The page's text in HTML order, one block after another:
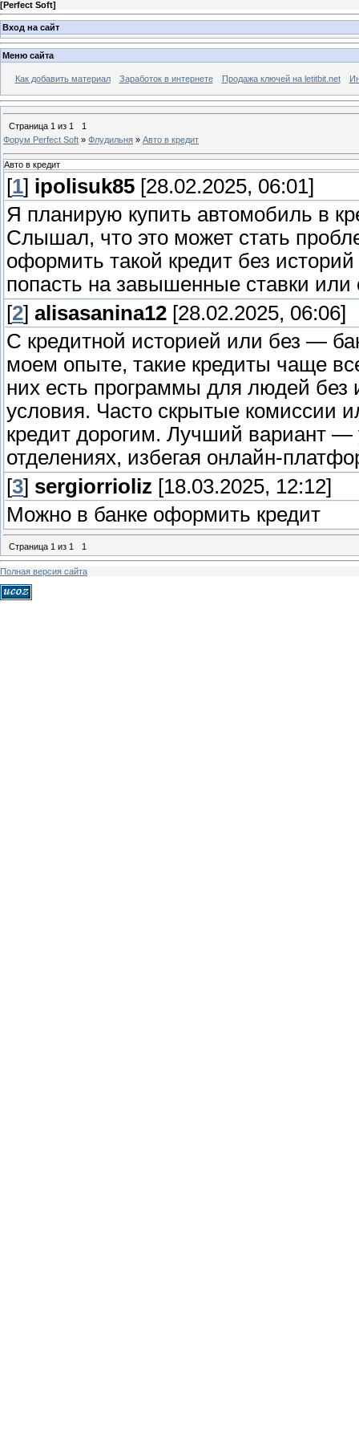
[Perfect Soft]
Вход на сайт
Меню сайта
Как добавить материал Заработок в интернете Продажа ключей на letitbit.net
Страница 1 из 1
1
Форум Perfect Soft » Флудильня » Авто в кредит
Авто в кредит
[1] ipolisuk85 [28.02.2025, 06:01]
Я планирую купить автомобиль в
Слышал, что это может стать
оформить такой кредит без
попасть на завышенные ставки
[2] alisasanina12 [28.02.2025, 06:06]
С кредитной историей или без —
моем опыте, такие кредиты чаще
них есть программы для людей без
условия. Часто скрытые комиссии
кредит дорогим. Лучший вариант
отделениях, избегая онлайн-
[3] sergiorrioliz [18.03.2025, 12:12]
Можно в банке оформить кредит
Страница 1 из 1 1
Полная версия сайта